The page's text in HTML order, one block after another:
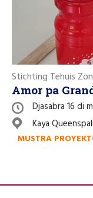
Stichting Tehuis
Amor pa
Djasabra 16 di
Kaya
MUSTRA